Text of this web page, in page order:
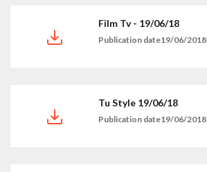
Film Tv - 19/06/18
Publication date19/06/2018
Tu Style 19/06/18
Publication date19/06/2018